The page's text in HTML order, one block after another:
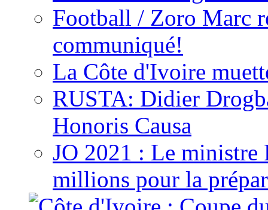
Football / Zoro Marc
communiqué!
La Côte d'Ivoire
RUSTA: Didier
Honoris Causa
JO 2021 : Le ministre
millions pour la